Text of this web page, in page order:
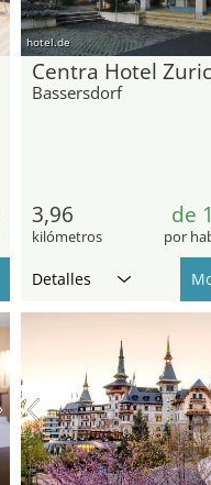
hotel.de
Centra Hotel
Bassersdorf
3,96
kilómetros
de
por
Detalles